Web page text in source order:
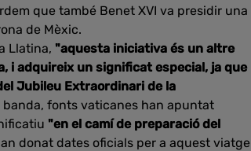
que també Benet XVI va presidir una
de Mèxic.
Llatina, "aquesta iniciativa és un altre
i adquireix un significat especial, ja que
Jubileu Extraordinari de la
banda, fonts vaticanes han apuntat
"en el camí de preparació del
donat dates oficials per a aquest viatge